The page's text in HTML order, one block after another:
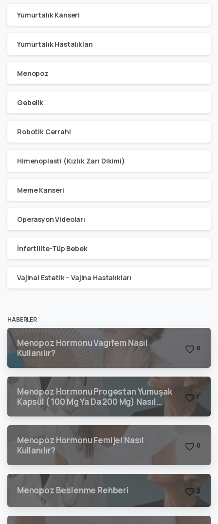
Yumurtalık Kanseri
Yumurtalık Hastalıkları
Menopoz
Gebelik
Robotik Cerrahi
Himenoplasti (Kızlık Zarı Dikimi)
Meme Kanseri
Operasyon Videoları
İnfertilite-Tüp Bebek
Vajinal Estetik – Vajina Hastalıkları
HABERLER
Menopoz Hormonu Vagıfem Nasıl
Kullanılır?
0
Menopoz Hormonu Progestan Yumuşak
Kapsül ( 100 Mg Ya Da 200 Mg) Nasıl
Kullanılır?
1
Menopoz Hormonu Femijel Nasıl
Kullanılır?
0
Menopoz Beslenme Rehberi 2